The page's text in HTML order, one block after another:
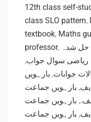
12th class self-
class SLO pattern,
textbook, Maths
professor, حل شدہ
ریاضی سوال جواب,
جوابات, بارہویں
, بارہویں جماعت
, بارہویں جماعت
, بارہویں جماعت